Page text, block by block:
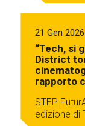
21 Gen 2026
“Tech, si
District
rapporto
STEP
edizione di